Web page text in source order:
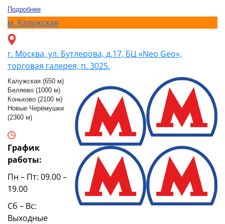
Подробнее
м. Калужская
г. Москва, ул. Бутлерова, д.17, БЦ «Neo Geo»,
торговая галерея, п. 3025.
Калужская (650 м)
Беляево (1000 м)
Коньково (2100 м)
Новые Черёмушки
(2360 м)
График
работы:
Пн – Пт: 09.00 –
19.00
Сб – Вс:
Выходные